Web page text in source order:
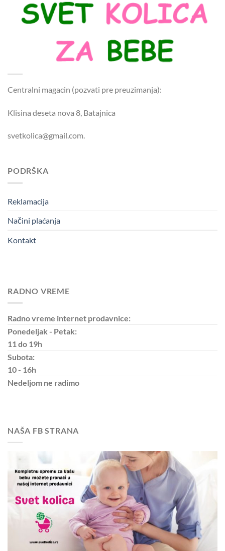
Centralni magacin (pozvati pre preuzimanja):
Klisina deseta nova 8, Batajnica
svetkolica@gmail.com.
PODRŠKA
Reklamacija
Načini plaćanja
Kontakt
RADNO VREME
Radno vreme internet prodavnice:
Ponedeljak - Petak:
11 do 19h
Subota:
10 - 16h
Nedeljom ne radimo
NAŠA FB STRANA